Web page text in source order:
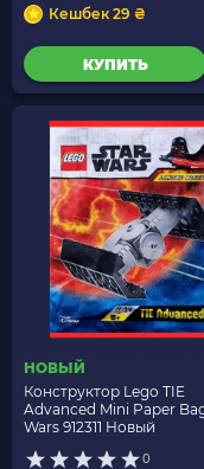
Кешбек 29 ₴
КУПИТЬ
НОВЫЙ
Конструктор Lego TIE
Advanced Mini Paper
Wars 912311 Новый
0